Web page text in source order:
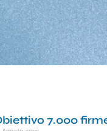
7.000